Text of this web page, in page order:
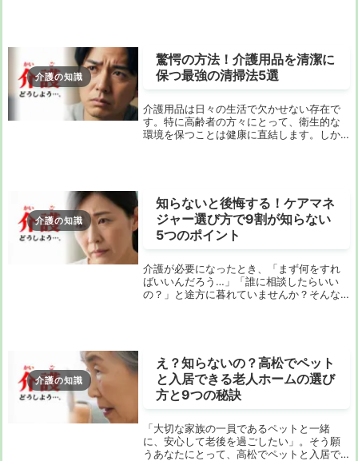
介護の知識
驚愕の方法！介護用品を清潔に
保つ最強の清掃法5選
介護用品は日々の生活で欠かせない存在で
す。特に高齢者の方々にとって、衛生的な
環境を保つことは健康に直結します。しか
介護の知識
知らないと後悔する！ケアマネ
ジャー選び方で9割が知らない
5つのポイント
介護が必要になったとき、「まず何をすれ
ばいいんだろう…」「誰に相談したらいい
の？」と途方に暮れていませんか？そんな
介護の知識
え？知らないの？高松でペット
と入居できる老人ホームの選び
方と9つの秘訣
「大切な家族の一員であるペットと一緒
に、安心して老後を過ごしたい」。そう願
うあなたにとって、高松でペットと入居で